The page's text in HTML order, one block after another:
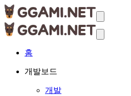
홈
개발보드
개발